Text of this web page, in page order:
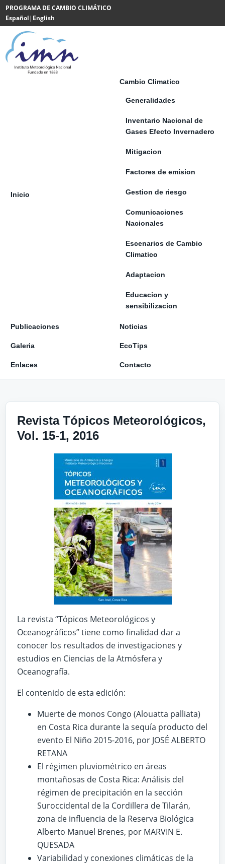
Saltar al contenido
PROGRAMA DE CAMBIO CLIMÁTICO
Español| English
Powered
by
Translate
Inicio
Cambio Climatico
Generalidades
Inventario Nacional de
Gases Efecto Invernadero
Mitigacion
Factores de emision
Gestion de riesgo
Comunicaciones
Nacionales
Escenarios de Cambio
Climatico
Adaptacion
Educacion y
sensibilizacion
Publicaciones Noticias
Galeria EcoTips
Enlaces Contacto
Revista Tópicos Meteorológicos,
Vol. 15-1, 2016
La revista “Tópicos Meteorológicos y
Oceanográficos” tiene como finalidad dar a
conocer los resultados de investigaciones y
estudios en Ciencias de la Atmósfera y
Oceanografía.
El contenido de esta edición:
Muerte de monos Congo (Alouatta palliata)
en Costa Rica durante la sequía producto del
evento El Niño 2015-2016, por JOSÉ ALBERTO
RETANA
El régimen pluviométrico en áreas
montañosas de Costa Rica: Análisis del
régimen de precipitación en la sección
Suroccidental de la Cordillera de Tilarán,
zona de influencia de la Reserva Biológica
Alberto Manuel Brenes, por MARVIN E.
QUESADA
Variabilidad y conexiones climáticas de la